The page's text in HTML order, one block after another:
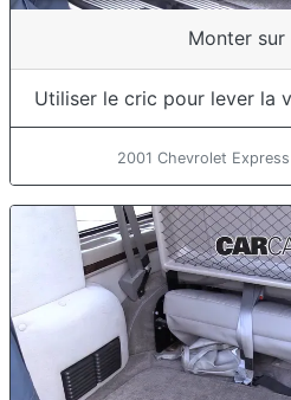
Monter sur
Utiliser le cric pour lever la
2001 Chevrolet